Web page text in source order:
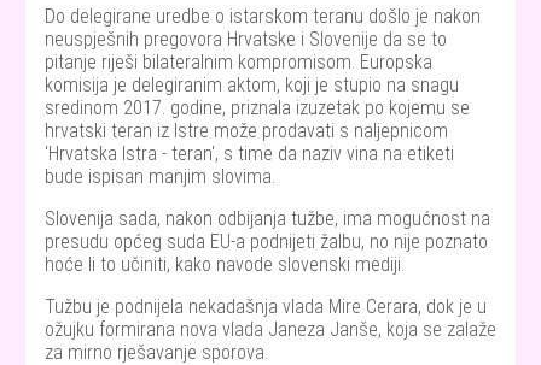
Do delegirane uredbe o istarskom teranu došlo je nakon
neuspješnih pregovora Hrvatske i Slovenije da se to
pitanje riješi bilateralnim kompromisom. Europska
komisija je delegiranim aktom, koji je stupio na snagu
sredinom 2017. godine, priznala izuzetak po kojemu se
hrvatski teran iz Istre može prodavati s naljepnicom
'Hrvatska Istra - teran', s time da naziv vina na etiketi
bude ispisan manjim slovima.
Slovenija sada, nakon odbijanja tužbe, ima mogućnost na
presudu općeg suda EU-a podnijeti žalbu, no nije poznato
hoće li to učiniti, kako navode slovenski mediji.
Tužbu je podnijela nekadašnja vlada Mire Cerara, dok je u
ožujku formirana nova vlada Janeza Janše, koja se zalaže
za mirno rješavanje sporova.